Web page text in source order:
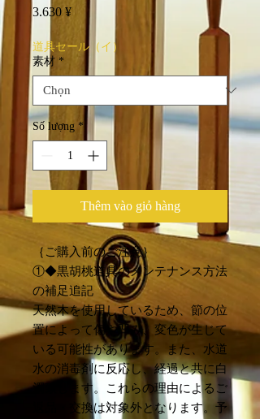
3.630 ¥Giá
道具セール（イ）
素材 *
Số lượng *
Thêm vào giỏ hàng
｛ご購入前のご注意｝
①◆黒胡桃道具のメンテナンス方法
の補足追記
天然木を使用しているため、節の位
置によって傷や凹み、変色が生じて
いる可能性があります。また、水道
水の消毒剤に反応し、経過と共に白
濁致します。これらの理由によるご
返品・交換は対象外となります。予